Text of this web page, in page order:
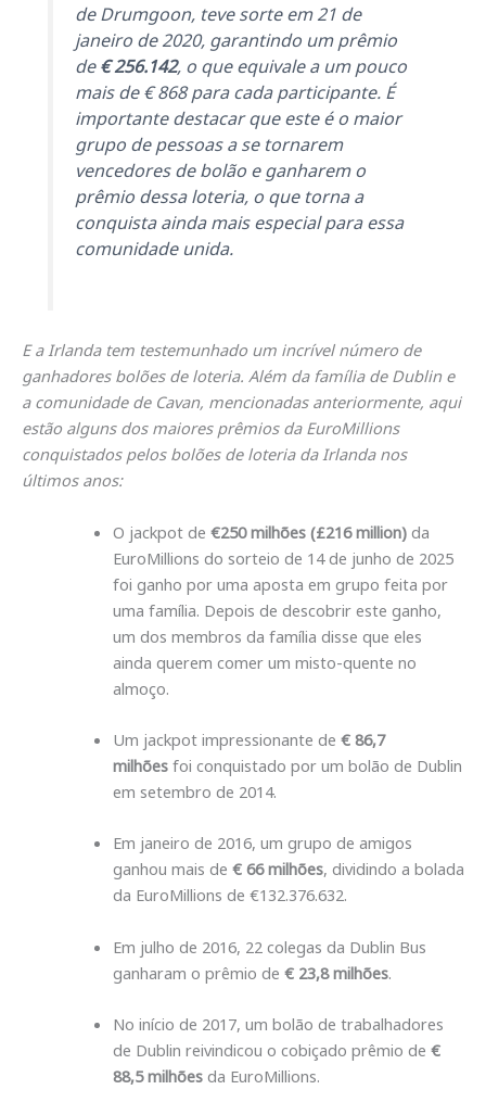
de Drumgoon, teve sorte em 21 de
janeiro de 2020, garantindo um prêmio
de€ 256.142, o que equivale a um pouco
mais de € 868 para cada participante. É
importante destacar que este é o maior
grupo de pessoas a se tornarem
vencedores de bolão e ganharem o
prêmio dessa loteria, o que torna a
conquista ainda mais especial para essa
comunidade unida.
E a Irlanda tem testemunhado um incrível número de
ganhadores bolões de loteria. Além da família de Dublin e
a comunidade de Cavan, mencionadas anteriormente, aqui
estão alguns dos maiores prêmios da EuroMillions
conquistados pelos bolões de loteria da Irlanda nos
últimos anos:
O jackpot de €250 milhões (£216 million)da
EuroMillions do sorteio de 14 de junho de 2025
foi ganho por uma aposta em grupo feita por
uma família. Depois de descobrir este ganho,
um dos membros da família disse que eles
ainda querem comer um misto-quente no
almoço.
Um jackpot impressionante de € 86,7
milhõesfoi conquistado por um bolão de Dublin
em setembro de 2014.
Em janeiro de 2016, um grupo de amigos
ganhou mais de € 66 milhões, dividindo a bolada
da EuroMillions de €132.376.632.
Em julho de 2016, 22 colegas da Dublin Bus
ganharam o prêmio de € 23,8 milhões.
No início de 2017, um bolão de trabalhadores
de Dublin reivindicou o cobiçado prêmio de €
88,5 milhõesda EuroMillions.